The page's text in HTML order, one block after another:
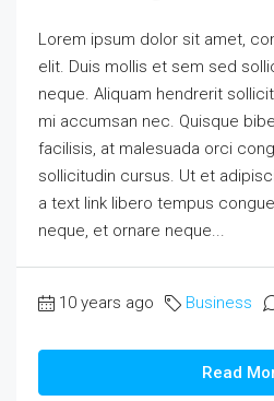
Lorem ipsum dolor sit amet,
elit. Duis mollis et sem sed
neque. Aliquam hendrerit
mi accumsan nec. Quisque
facilisis, at malesuada orci
sollicitudin cursus. Ut et
a text link libero tempus
neque, et ornare neque...
10 years ago Business
Read